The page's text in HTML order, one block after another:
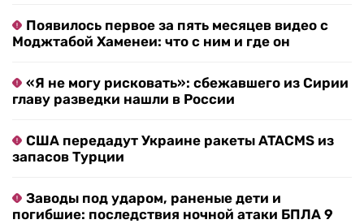
Появилось первое за пять месяцев видео с
Моджтабой Хаменеи: что с ним и где он
«Я не могу рисковать»: сбежавшего из Сирии
главу разведки нашли в России
США передадут Украине ракеты ATACMS из
запасов Турции
Заводы под ударом, раненые дети и
погибшие: последствия ночной атаки БПЛА 9